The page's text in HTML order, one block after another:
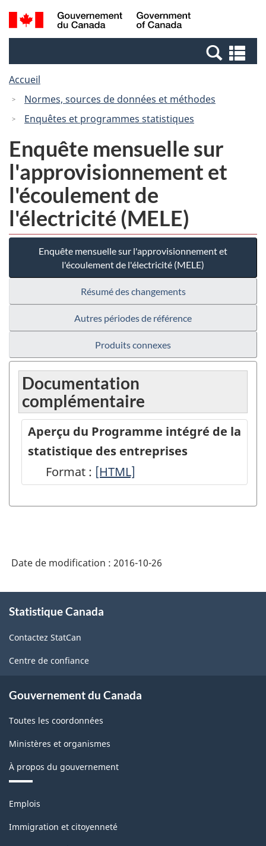
Passer
au
Passer
à
Canada
Recherche
et
et
Accueil
Normes, sources de données et méthodes
Enquêtes et programmes statistiques
Enquête mensuelle sur
l'approvisionnement et
l'écoulement de
l'électricité (MELE)
Enquête mensuelle sur l'approvisionnement et
l'écoulement de l'électricité (MELE)
Résumé des changements
Autres périodes de référence
Produits connexes
Documentation
complémentaire
Aperçu du Programme intégré de la
statistique des entreprises
Format : Aperçu
Programme
la
statistique
des
[HTML]
Date de modification : 2016-10-26
propos
ce
site
Statistique Canada
Contactez StatCan
Centre de confiance
Gouvernement du Canada
Toutes les coordonnées
Ministères et organismes
À propos du gouvernement
Thèmes
sujets
Emplois
Immigration et citoyenneté